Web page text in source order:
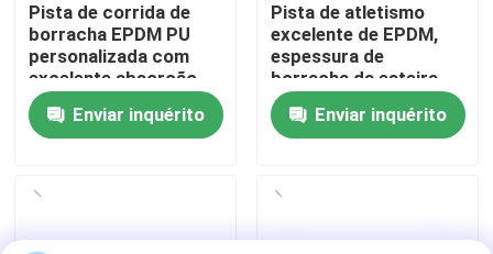
Contacte-nos
Notícias
Solicitar Orçamento
Pista de corrida de
borracha EPDM PU
personalizada com
excelente absorção
de choques e
resistência UV
Enviar inquérito
Pista de atletismo
excelente de EPDM,
espessura de
borracha da esteira
15mm de EPDM
Enviar inquérito